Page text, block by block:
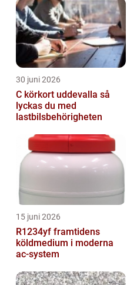
30 juni 2026
C körkort uddevalla så
lyckas du med
lastbilsbehörigheten
15 juni 2026
R1234yf framtidens
köldmedium i moderna
ac-system